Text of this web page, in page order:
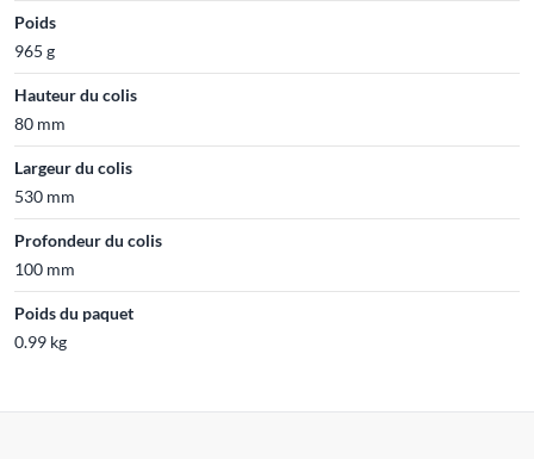
Poids
965 g
Hauteur du colis
80 mm
Largeur du colis
530 mm
Profondeur du colis
100 mm
Poids du paquet
0.99 kg